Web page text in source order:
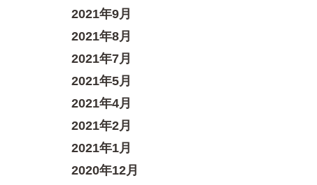
2021年9月
2021年8月
2021年7月
2021年5月
2021年4月
2021年2月
2021年1月
2020年12月